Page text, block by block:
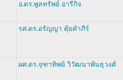
อ.ดร.พูลทรัพย์ อารีกิจ
รศ.ดร.อรัญญา ตุ้ยคำภีร์
ผศ.ดร.จุฑาทิพย์ วิวัฒนาพันธุวงศ์